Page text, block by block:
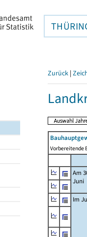
Zurück |
Vorbereitende
Am
Juni
Im